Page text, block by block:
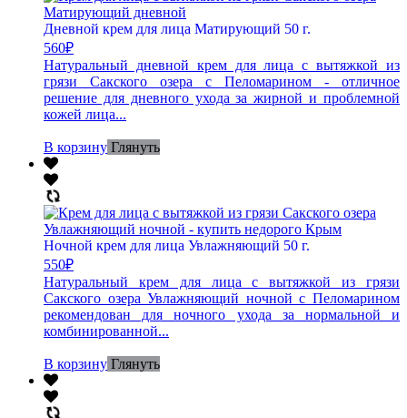
Дневной крем для лица Матирующий 50 г.
560₽
Натуральный дневной крем для лица с вытяжкой из
грязи Сакского озера с Пеломарином - отличное
решение для дневного ухода за жирной и проблемной
кожей лица...
В корзину Глянуть
Ночной крем для лица Увлажняющий 50 г.
550₽
Натуральный крем для лица с вытяжкой из грязи
Сакского озера Увлажняющий ночной с Пеломарином
рекомендован для ночного ухода за нормальной и
комбинированной...
В корзину Глянуть